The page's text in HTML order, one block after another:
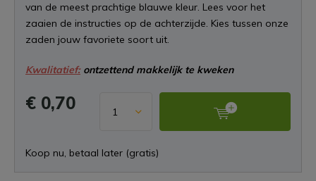
van de meest prachtige blauwe kleur. Lees voor het
zaaien de instructies op de achterzijde. Kies tussen onze
zaden jouw favoriete soort uit.
Kwalitatief:ontzettend makkelijk te kweken
€ 0,70
Koop nu, betaal later (gratis)